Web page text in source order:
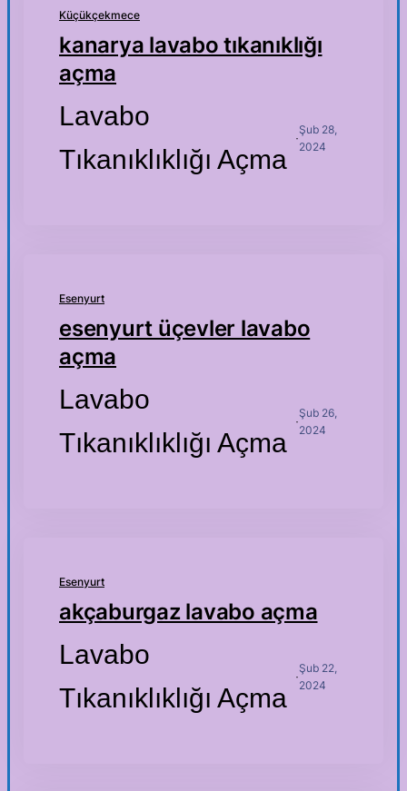
Küçükçekmece
kanarya lavabo tıkanıklığı
açma
Lavabo
Tıkanıklıklığı Açma
·
Şub 28,
2024
Esenyurt
esenyurt üçevler lavabo
açma
Lavabo
Tıkanıklıklığı Açma
·
Şub 26,
2024
Esenyurt
akçaburgaz lavabo açma
Lavabo
Tıkanıklıklığı Açma
·
Şub 22,
2024